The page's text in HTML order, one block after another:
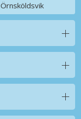
Örnsköldsvik